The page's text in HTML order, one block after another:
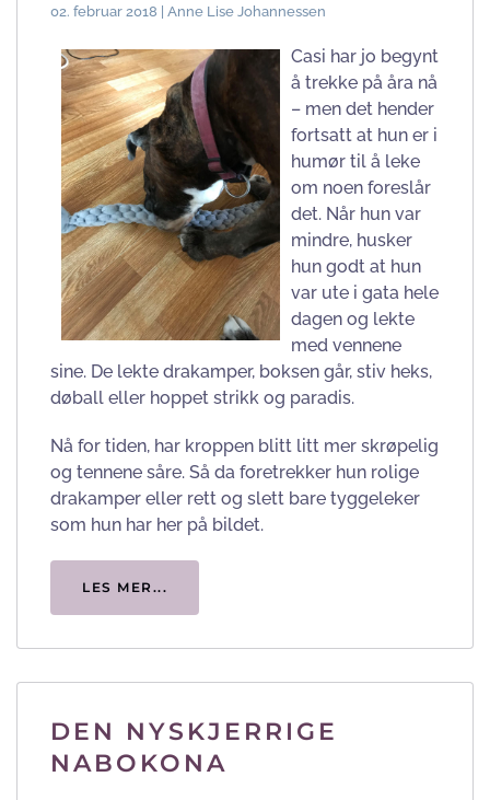
02. februar 2018 | Anne Lise Johannessen
Casi har jo begynt
å trekke på åra nå
– men det hender
fortsatt at hun er i
humør til å leke
om noen foreslår
det. Når hun var
mindre, husker
hun godt at hun
var ute i gata hele
dagen og lekte
med vennene
sine. De lekte drakamper, boksen går, stiv heks,
døball eller hoppet strikk og paradis.
Nå for tiden, har kroppen blitt litt mer skrøpelig
og tennene såre. Så da foretrekker hun rolige
drakamper eller rett og slett bare tyggeleker
som hun har her på bildet.
LES MER...
DEN NYSKJERRIGE
NABOKONA